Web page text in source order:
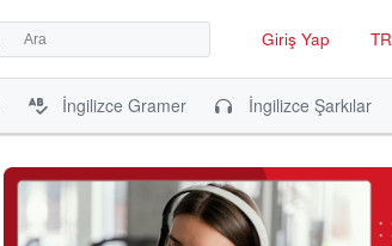
Giriş Yap TR
İngilizce Gramer İngilizce Şarkılar